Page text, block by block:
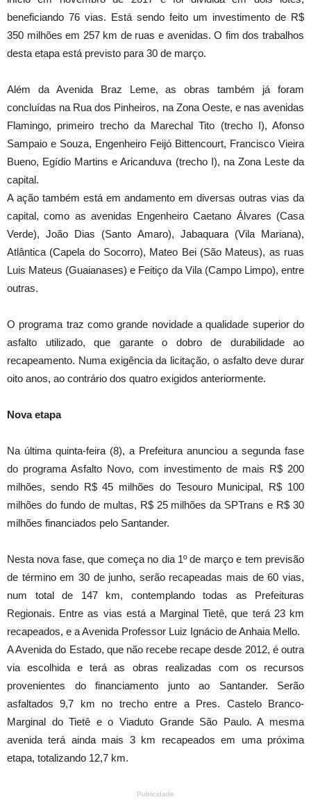
beneficiando 76 vias. Está sendo feito um investimento de R$
350 milhões em 257 km de ruas e avenidas. O fim dos trabalhos
desta etapa está previsto para 30 de março.
Além da Avenida Braz Leme, as obras também já foram
concluídas na Rua dos Pinheiros, na Zona Oeste, e nas avenidas
Flamingo, primeiro trecho da Marechal Tito (trecho I), Afonso
Sampaio e Souza, Engenheiro Feijó Bittencourt, Francisco Vieira
Bueno, Egídio Martins e Aricanduva (trecho I), na Zona Leste da
capital.
A ação também está em andamento em diversas outras vias da
capital, como as avenidas Engenheiro Caetano Álvares (Casa
Verde), João Dias (Santo Amaro), Jabaquara (Vila Mariana),
Atlântica (Capela do Socorro), Mateo Bei (São Mateus), as ruas
Luis Mateus (Guaianases) e Feitiço da Vila (Campo Limpo), entre
outras.
O programa traz como grande novidade a qualidade superior do
asfalto utilizado, que garante o dobro de durabilidade ao
recapeamento. Numa exigência da licitação, o asfalto deve durar
oito anos, ao contrário dos quatro exigidos anteriormente.
Nova etapa
Na última quinta-feira (8), a Prefeitura anunciou a segunda fase
do programa Asfalto Novo, com investimento de mais R$ 200
milhões, sendo R$ 45 milhões do Tesouro Municipal, R$ 100
milhões do fundo de multas, R$ 25 milhões da SPTrans e R$ 30
milhões financiados pelo Santander.
Nesta nova fase, que começa no dia 1º de março e tem previsão
de término em 30 de junho, serão recapeadas mais de 60 vias,
num total de 147 km, contemplando todas as Prefeituras
Regionais. Entre as vias está a Marginal Tietê, que terá 23 km
recapeados, e a Avenida Professor Luiz Ignácio de Anhaia Mello.
A Avenida do Estado, que não recebe recape desde 2012, é outra
via escolhida e terá as obras realizadas com os recursos
provenientes do financiamento junto ao Santander. Serão
asfaltados 9,7 km no trecho entre a Pres. Castelo Branco-
Marginal do Tietê e o Viaduto Grande São Paulo. A mesma
avenida terá ainda mais 3 km recapeados em uma próxima
etapa, totalizando 12,7 km.
Publicidade